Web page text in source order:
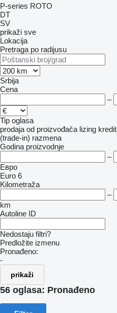
P-series ROTO
DT
SV
prikaži sve
Lokacija
Pretraga po radijusu
Srbija
Cena
–
Tip oglasa
prodaja od proizvođača lizing kredit
(trade-in) razmena
Godina proizvodnje
–
Евро
Euro 6
Kilometraža
–
km
Autoline ID
Nedostaju filtri?
Predložite izmenu
Pronađeno:
-
prikaži
56 oglasa: Pronađeno